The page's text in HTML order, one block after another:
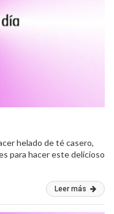
helado de té casero,
para hacer este delicioso
Leer más